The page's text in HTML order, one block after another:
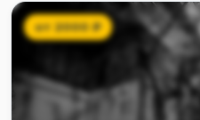
от 2000₽